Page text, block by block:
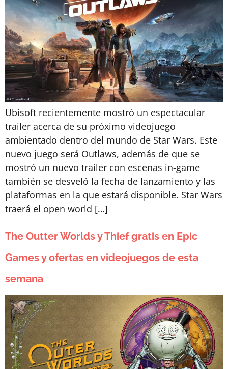
Ubisoft recientemente mostró un espectacular
trailer acerca de su próximo videojuego
ambientado dentro del mundo de Star Wars. Este
nuevo juego será Outlaws, además de que se
mostró un nuevo trailer con escenas in-game
también se desveló la fecha de lanzamiento y las
plataformas en la que estará disponible. Star Wars
traerá el open world […]
The Outter Worlds y Thief gratis en Epic
Games y ofertas en videojuegos de esta
semana